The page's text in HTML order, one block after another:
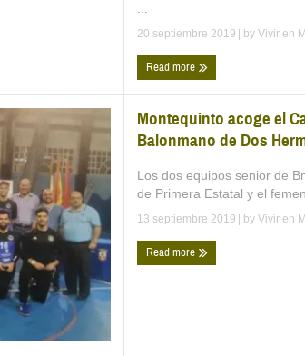
20 septiembre 2019 | by Vivir en
Read more
Montequinto acoge el
Balonmano de Dos
Los dos equipos senior de
de Primera Estatal y el
13 septiembre 2019 | by Vivir en
Read more